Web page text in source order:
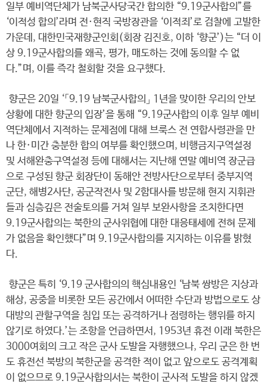
일부 예비역단체가 남북군사당국간 합의한 “9.19군사합의”를
‘이적성 합의’라며 전·현직 국방장관을 ‘이적죄’로 검찰에 고발한
가운데, 대한민국재향군인회(회장 김진호, 이하 ‘향군’)는 “더 이
상 9.19군사합의를 왜곡, 평가, 매도하는 것에 동의할 수 없
다.”며, 이를 즉각 철회할 것을 요구했다.
향군은 20일 ‘「9.19 남북군사합의」 1년을 맞이한 우리의 안보
상황에 대한 향군의 입장’을 통해 “9.19군사합의 이후 일부 예비
역단체에서 지적하는 문제점에 대해 브룩스 전 연합사령관을 만
나 한·미간 충분한 합의 여부를 확인했으며, 비행금지구역설정
및 서해완충구역설정 등에 대해서는 지난해 연말 예비역 장군급
으로 구성된 향군 회장단이 동해안 전방사단으로부터 중부지역
군단, 해병2사단, 공군작전사 및 2함대사를 방문해 현지 지휘관
들과 심층깊은 전술토의를 거쳐 일부 보완사항을 조치한다면
9.19군사합의는 북한의 군사위협에 대한 대응태세에 전혀 문제
가 없음을 확인했다”며 9.19군사합의를 지지하는 이유를 밝혔
다.
향군은 특히 ‘9.19 군사합의의 핵심내용인 ‘남북 쌍방은 지상과
해상, 공중을 비롯한 모든 공간에서 어떠한 수단과 방법으로도 상
대방의 관할구역을 침입 또는 공격하거나 점령하는 행위를 하지
않기로 하였다.’는 조항을 언급하면서, 1953년 휴전 이래 북한은
3000여회의 크고 작은 군사 도발을 자행했으나, 우리 군은 한 번
도 휴전선 북방의 북한군을 공격한 적이 없고 앞으로도 공격계획
이 없으므로 9.19군사합의서는 북한이 군사적 도발을 하지 않겠